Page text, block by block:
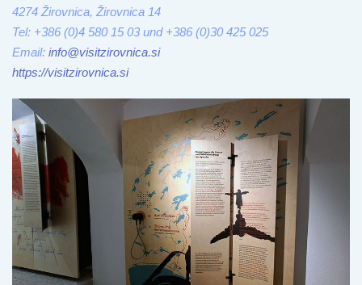
4274 Žirovnica, Žirovnica 14
Tel: +386 (0)4 580 15 03 und +386 (0)30 425 025
Email: info@visitzirovnica.si
https://visitzirovnica.si